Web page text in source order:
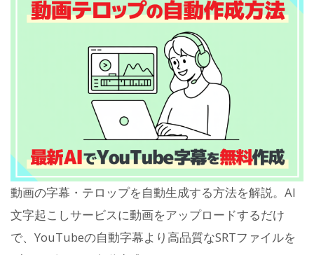
動画の字幕・テロップを自動生成する方法を解説。AI
文字起こしサービスに動画をアップロードするだけ
で、YouTubeの自動字幕より高品質なSRTファイルを